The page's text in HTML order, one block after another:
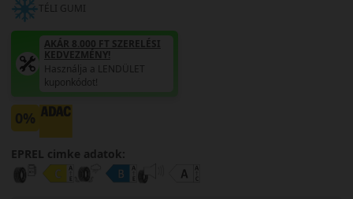
TÉLI GUMI
AKÁR 8.000 FT SZERELÉSI
KEDVEZMÉNY!
Használja a LENDÜLET
kuponkódot!
0%
EPREL cimke adatok: